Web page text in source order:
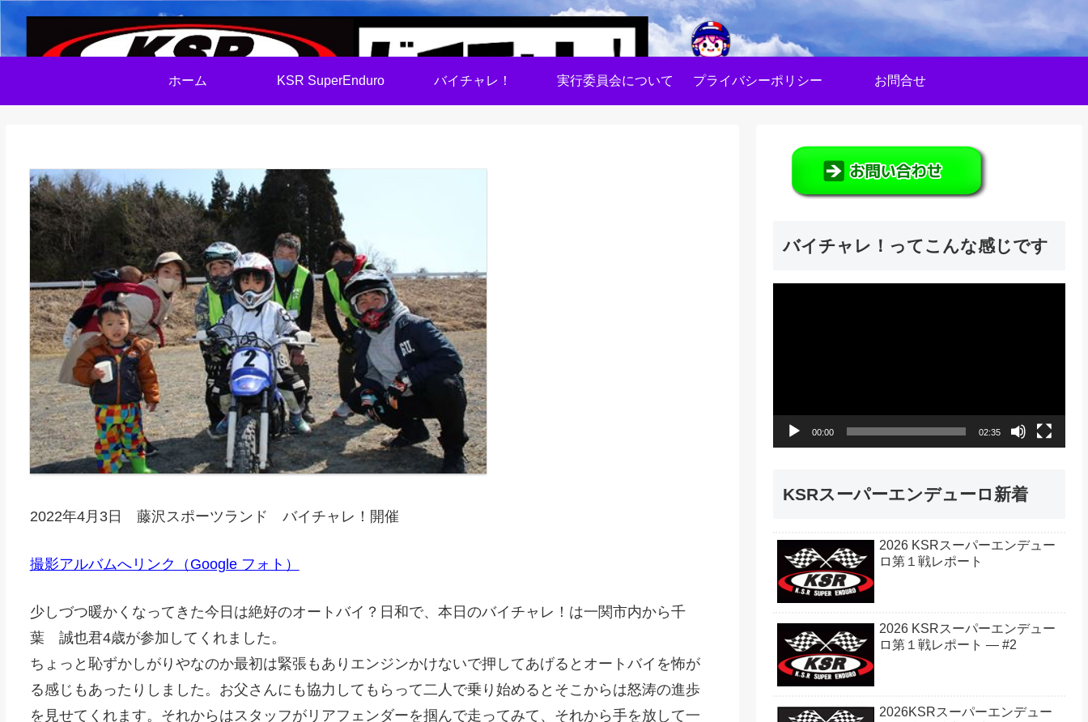
ホーム KSR SuperEnduro バイチャレ！ 実行委員会について プライバシーポリシー お問合せ
2022年4月3日 藤沢スポーツランド バイチャレ！開催
撮影アルバムへリンク（Google フォト）
少しづつ暖かくなってきた今日は絶好のオートバイ？日和で、本日のバイチャレ！は一関市内から千
葉 誠也君4歳が参加してくれました。
ちょっと恥ずかしがりやなのか最初は緊張もありエンジンかけないで押してあげるとオートバイを怖が
る感じもあったりしました。お父さんにも協力してもらって二人で乗り始めるとそこからは怒涛の進歩
を見せてくれます。それからはスタッフがリアフェンダーを掴んで走ってみて、それから手を放して一
バイチャレ！ってこんな感じです
ー
00:00 02:35
KSRスーパーエンデューロ新着
2026 KSRスーパーエンデュー
ロ第１戦レポート
2026 KSRスーパーエンデュー
ロ第１戦レポート — #2
2026KSRスーパーエンデュー